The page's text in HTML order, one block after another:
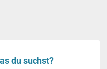
du suchst?